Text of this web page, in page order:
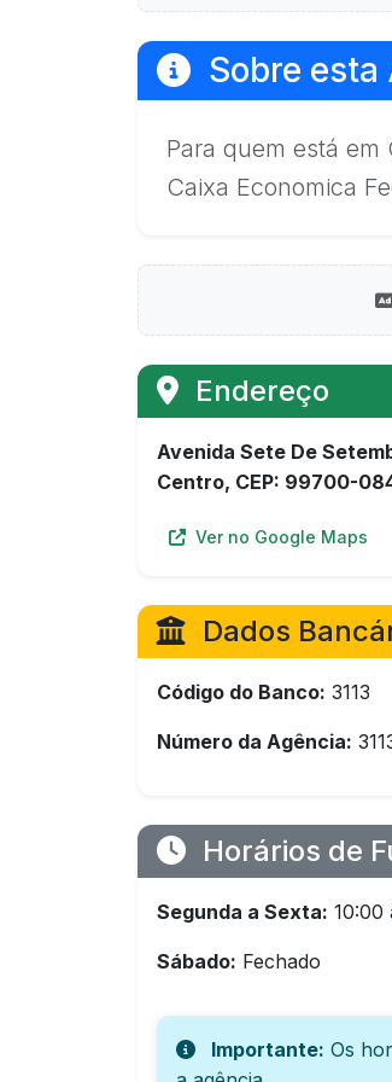
Sobre esta
Para quem está em
Caixa Economica
Endereço
Avenida Sete De
Centro, CEP: 99700-
Ver no Google Maps
Dados
Código do Banco: 3113
Número da Agência:
Horários de
Segunda a Sexta: 10:00
Sábado: Fechado
Importante: Os